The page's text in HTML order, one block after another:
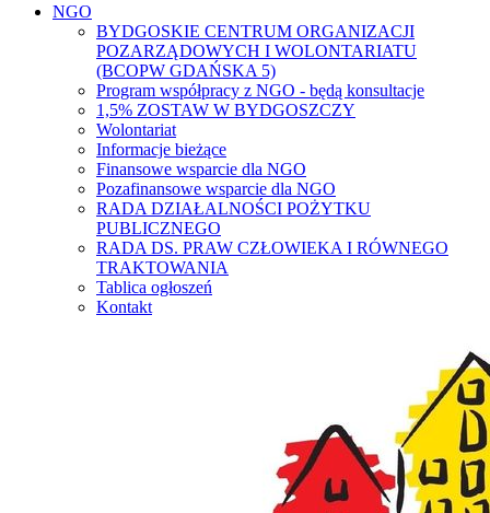
NGO
BYDGOSKIE CENTRUM ORGANIZACJI
POZARZĄDOWYCH I WOLONTARIATU
(BCOPW GDAŃSKA 5)
Program współpracy z NGO - będą konsultacje
1,5% ZOSTAW W BYDGOSZCZY
Wolontariat
Informacje bieżące
Finansowe wsparcie dla NGO
Pozafinansowe wsparcie dla NGO
RADA DZIAŁALNOŚCI POŻYTKU
PUBLICZNEGO
RADA DS. PRAW CZŁOWIEKA I RÓWNEGO
TRAKTOWANIA
Tablica ogłoszeń
Kontakt